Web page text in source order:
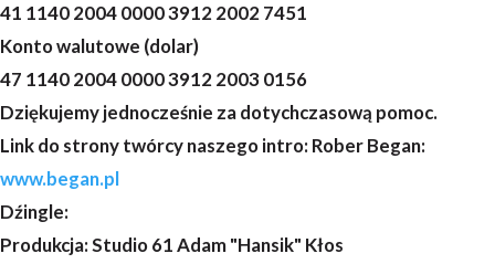
41 1140 2004 0000 3912 2002 7451
Konto walutowe (dolar)
47 1140 2004 0000 3912 2003 0156
Dziękujemy jednocześnie za dotychczasową pomoc.
Link do strony twórcy naszego intro: Rober Began:
www.began.pl
Dźingle:
Produkcja: Studio 61 Adam "Hansik" Kłos